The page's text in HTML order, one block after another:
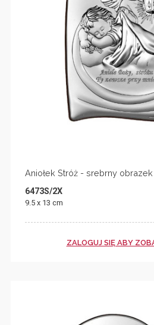
Aniołek Stróż - srebrny obrazek
6473S/2X
9.5 x 13 cm
ZALOGUJ SIĘ ABY